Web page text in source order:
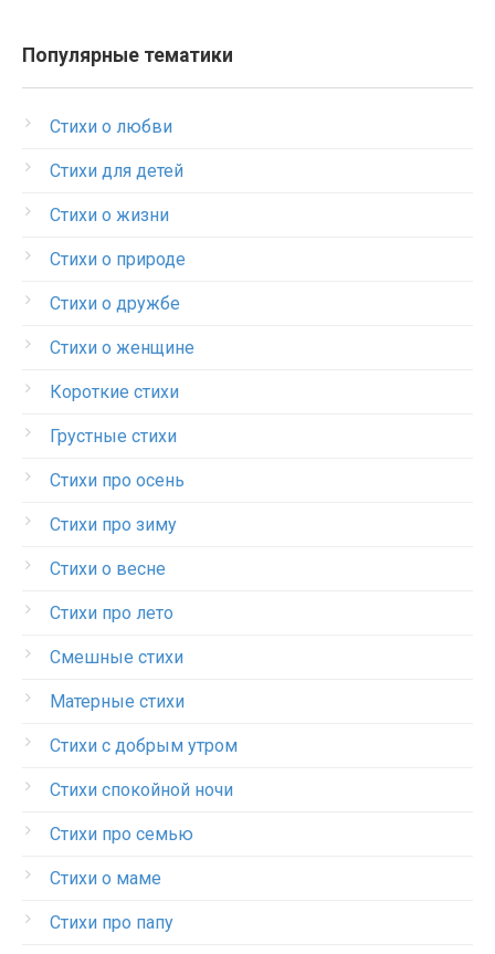
Популярные тематики
Стихи о любви
Стихи для детей
Стихи о жизни
Стихи о природе
Стихи о дружбе
Стихи о женщине
Короткие стихи
Грустные стихи
Стихи про осень
Стихи про зиму
Стихи о весне
Стихи про лето
Смешные стихи
Матерные стихи
Стихи с добрым утром
Стихи спокойной ночи
Стихи про семью
Стихи о маме
Стихи про папу